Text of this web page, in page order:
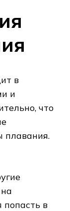
в
и
что
плавания.
попасть в